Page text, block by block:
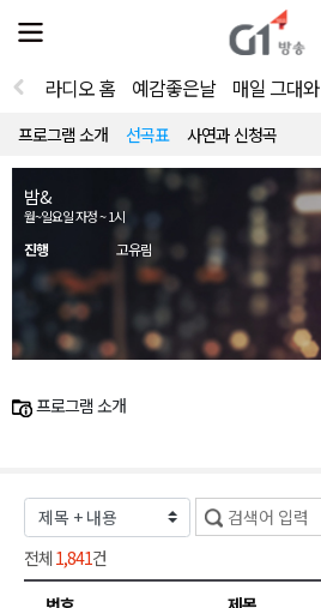
전
체
뉴
열
라디오 홈 예감좋은날 매일 그대와
프로그램 소개 선곡표 사연과 신청곡
밤&
월~일요일 자정 ~ 1시
진행 고유림
프로그램 소개
전체 1,841건